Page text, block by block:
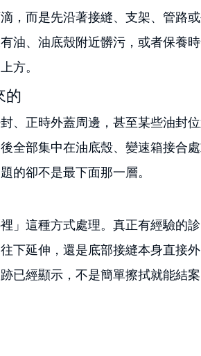
，而是先沿著接縫、支架、管路
油、油底殼附近髒污，或者保養
方。
的
、正時外蓋周邊，甚至某些油封
全部集中在油底殼、變速箱接合
的卻不是最下面那一層。
」這種方式處理。真正有經驗的診
下延伸，還是底部接縫本身直接外
已經顯示，不是簡單擦拭就能結